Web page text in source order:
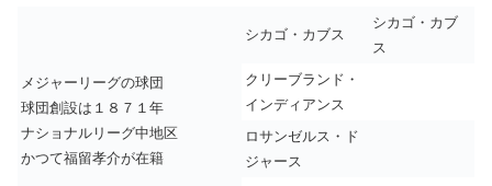
メジャーリーグの球団
球団創設は１８７１年
ナショナルリーグ中地区
かつて福留孝介が在籍
シカゴ・カブス
シカゴ・カブ
ス
クリーブランド・
インディアンス
ロサンゼルス・ド
ジャース